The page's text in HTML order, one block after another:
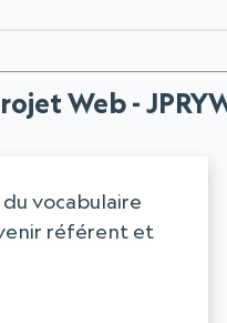
Web -
vocabulaire
référent et